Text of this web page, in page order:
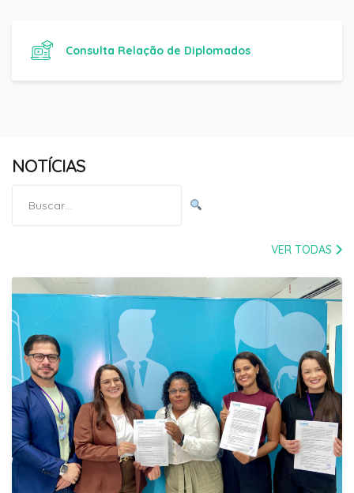
Consulta Relação de Diplomados
NOTÍCIAS
por:
VER TODAS